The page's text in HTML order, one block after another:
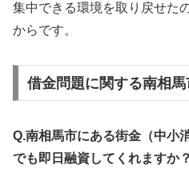
集中できる環境を取り戻せた
からです。
借金問題に関する南相
Q.南相馬市にある街金（中小
でも即日融資してくれますか？